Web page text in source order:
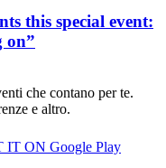
this special event:
on”
che contano per te.
e altro.
IT ON Google Play